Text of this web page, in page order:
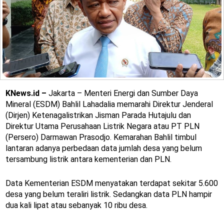
KNews.id – Jakarta – Menteri Energi dan Sumber Daya
Mineral (ESDM) Bahlil Lahadalia memarahi Direktur Jenderal
(Dirjen) Ketenagalistrikan Jisman Parada Hutajulu dan
Direktur Utama Perusahaan Listrik Negara atau PT PLN
(Persero) Darmawan Prasodjo. Kemarahan Bahlil timbul
lantaran adanya perbedaan data jumlah desa yang belum
tersambung listrik antara kementerian dan PLN.
Data Kementerian ESDM menyatakan terdapat sekitar 5.600
desa yang belum teraliri listrik. Sedangkan data PLN hampir
dua kali lipat atau sebanyak 10 ribu desa.